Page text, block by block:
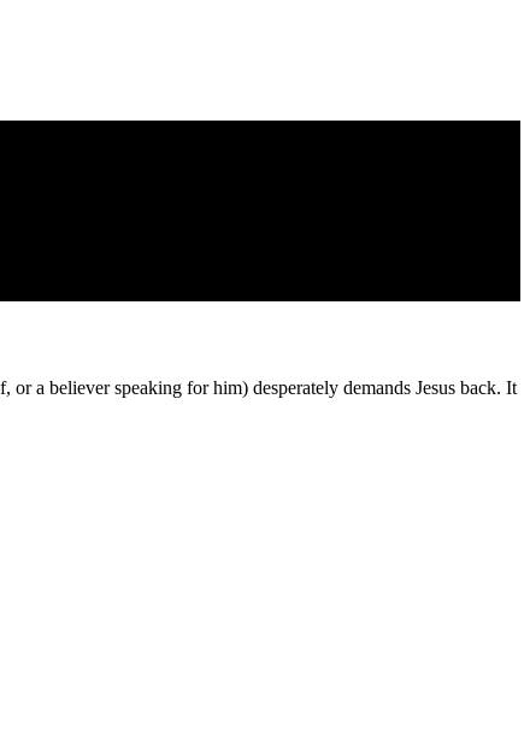
a believer speaking for him) desperately demands Jesus back. It